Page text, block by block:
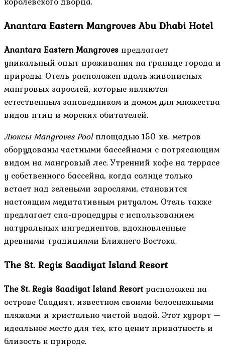
Anantara Eastern Mangroves Abu Dhabi Hotel
Anantara Eastern Mangroves предлагает
уникальный опыт проживания на границе города и
природы. Отель расположен вдоль живописных
мангровых зарослей, которые являются
естественным заповедником и домом для множества
видов птиц и морских обитателей.
Люксы Mangroves Poolплощадью 150 кв. метров
оборудованы частными бассейнами с потрясающим
видом на мангровый лес. Утренний кофе на террасе
у собственного бассейна, когда солнце только
встает над зелеными зарослями, становится
настоящим медитативным ритуалом. Отель также
предлагает спа-процедуры с использованием
натуральных ингредиентов, вдохновленные
древними традициями Ближнего Востока.
The St. Regis Saadiyat Island Resort
The St. Regis Saadiyat Island Resortрасположен на
острове Саадият, известном своими белоснежными
пляжами и кристально чистой водой. Этот курорт —
идеальное место для тех, кто ценит приватность и
близость к природе.